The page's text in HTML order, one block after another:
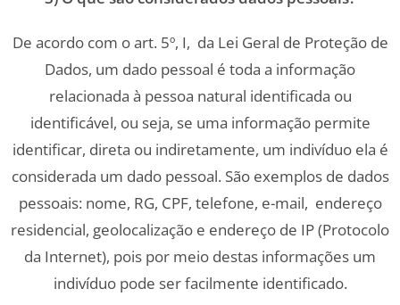
De acordo com o art. 5º, I, da Lei Geral de Proteção de
Dados, um dado pessoal é toda a informação
relacionada à pessoa natural identificada ou
identificável, ou seja, se uma informação permite
identificar, direta ou indiretamente, um indivíduo ela é
considerada um dado pessoal. São exemplos de dados
pessoais: nome, RG, CPF, telefone, e-mail, endereço
residencial, geolocalização e endereço de IP (Protocolo
da Internet), pois por meio destas informações um
indivíduo pode ser facilmente identificado.